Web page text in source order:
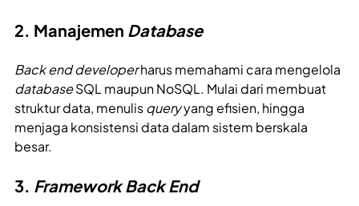
2. Manajemen Database
Back end developerharus memahami cara mengelola
databaseSQL maupun NoSQL. Mulai dari membuat
struktur data, menulisqueryyang efisien, hingga
menjaga konsistensi data dalam sistem berskala
besar.
3. Framework Back End